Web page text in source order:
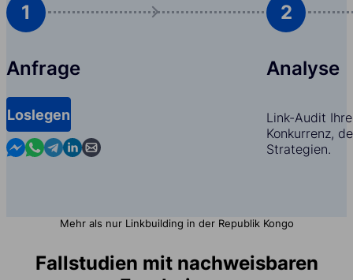
1
Anfrage
Loslegen
Contact us in Messenger
Contact us in WhatsApp
Contact us in Telegram
Contact us in Linkedin
Contact us by email
2
Analyse
Link-Audit
Konkurrenz,
Strategien.
Mehr als nur Linkbuilding in der Republik Kongo
Fallstudien mit nachweisbaren